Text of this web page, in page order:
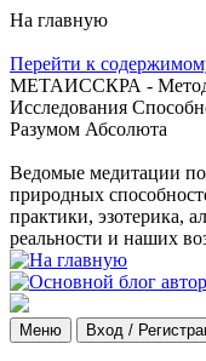
На главную
Перейти к
МЕТАИССКРА -
Исследования
Разумом Абсолюта
Ведомые медитации
природных
практики, эзотерика,
реальности и наших
Меню Вход /